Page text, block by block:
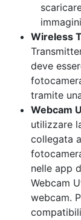
Wireless
deve
tramite
Webcam
utilizzare
collegata
nelle app
Webcam
webcam.